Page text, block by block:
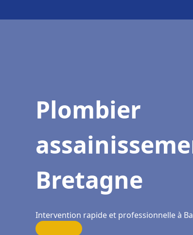
Plombier
Bretagne
Intervention rapide et professionnelle à